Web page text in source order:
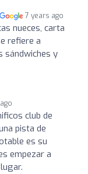
7 years ago
nueces, carta
refiere a
sándwiches y
club de
pista de
es su
empezar a